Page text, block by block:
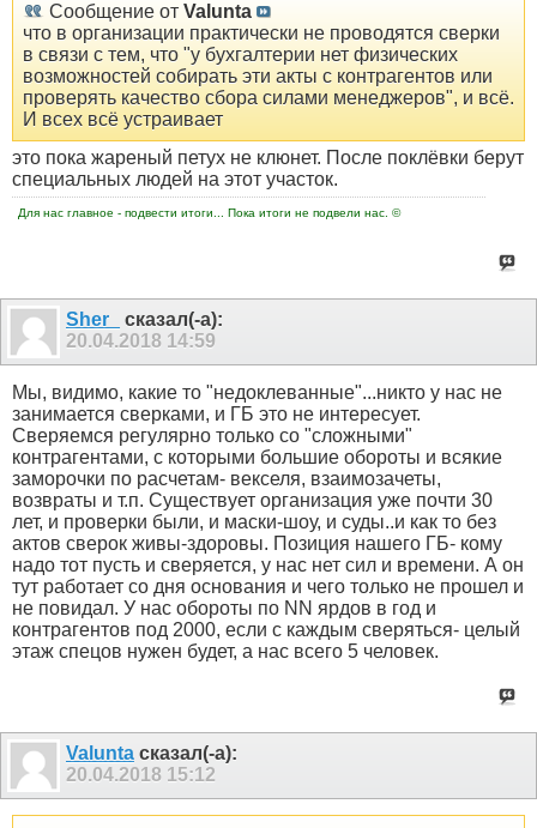
Сообщение от Valunta
что в организации практически не проводятся сверки
в связи с тем, что "у бухгалтерии нет физических
возможностей собирать эти акты с контрагентов или
проверять качество сбора силами менеджеров", и всё.
И всех всё устраивает
это пока жареный петух не клюнет. После поклёвки берут
специальных людей на этот участок.
Для нас главное - подвести итоги... Пока итоги не подвели нас. ©
Sher_
сказал(-а):
20.04.2018 14:59
Мы, видимо, какие то "недоклеванные"...никто у нас не
занимается сверками, и ГБ это не интересует.
Сверяемся регулярно только со "сложными"
контрагентами, с которыми большие обороты и всякие
заморочки по расчетам- векселя, взаимозачеты,
возвраты и т.п. Существует организация уже почти 30
лет, и проверки были, и маски-шоу, и суды..и как то без
актов сверок живы-здоровы. Позиция нашего ГБ- кому
надо тот пусть и сверяется, у нас нет сил и времени. А он
тут работает со дня основания и чего только не прошел и
не повидал. У нас обороты по NN ярдов в год и
контрагентов под 2000, если с каждым сверяться- целый
этаж спецов нужен будет, а нас всего 5 человек.
Valunta сказал(-а):
20.04.2018 15:12